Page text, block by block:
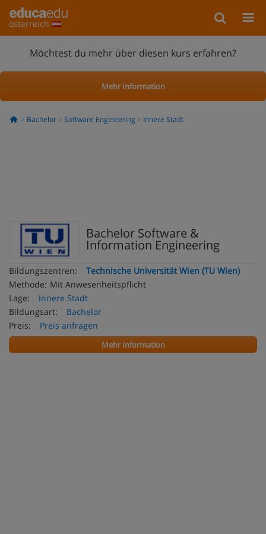
österreich
Möchtest du mehr über diesen kurs erfahren?
Mehr Information
Bachelor Software Engineering Innere Stadt
Bachelor Software &
Information Engineering
Bildungszentren:
Technische Universität Wien (TU Wien)
Methode: Mit Anwesenheitspflicht
Lage:
Innere Stadt
Bildungsart:
Bachelor
Preis:
Preis anfragen
Mehr Information